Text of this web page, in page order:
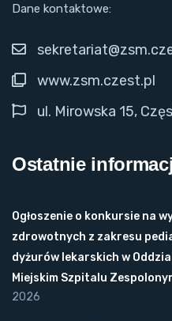
Dane kontaktowe:
www.zsm.czest.pl
ul. Mirowska 15,
Ostatnie
Ogłoszenie o konkursie na
zdrowotnych z zakresu
dyżurów lekarskich w
Miejskim Szpitalu
2026